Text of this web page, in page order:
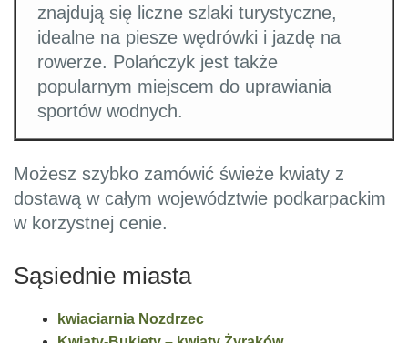
znajdują się liczne szlaki turystyczne,
idealne na piesze wędrówki i jazdę na
rowerze. Polańczyk jest także
popularnym miejscem do uprawiania
sportów wodnych.
Możesz szybko zamówić świeże kwiaty z
dostawą w całym województwie podkarpackim
w korzystnej cenie.
Sąsiednie miasta
kwiaciarnia Nozdrzec